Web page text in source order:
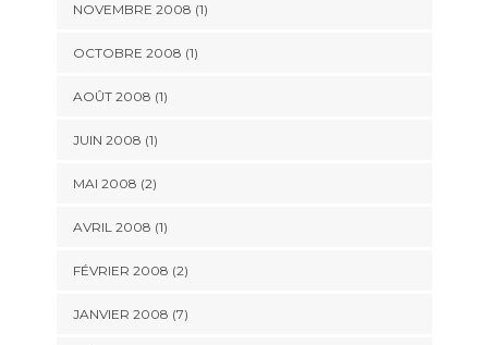
NOVEMBRE 2008 (1)
OCTOBRE 2008 (1)
AOÛT 2008 (1)
JUIN 2008 (1)
MAI 2008 (2)
AVRIL 2008 (1)
FÉVRIER 2008 (2)
JANVIER 2008 (7)